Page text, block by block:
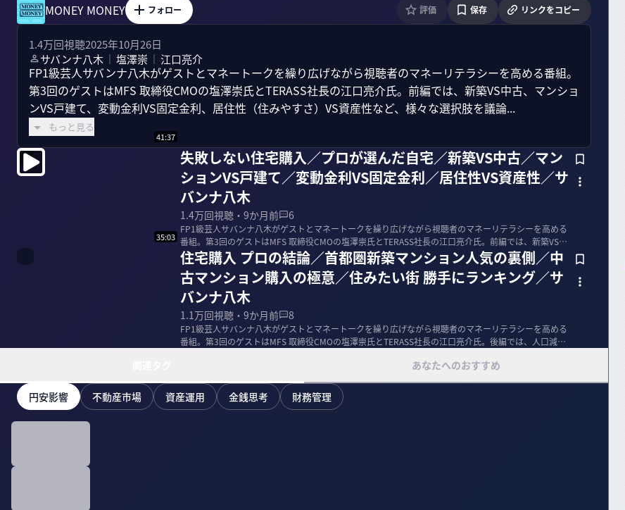
MONEY MONEY フォロー 評価 保存 リンクをコピー
1.4万回視聴2025年10月26日
サバンナ八木 ｜ 塩澤崇 ｜ 江口亮介
FP1級芸人サバンナ八木がゲストとマネートークを繰り広げながら視聴者のマネーリテラシーを高める番組。
第3回のゲストはMFS 取締役CMOの塩澤崇氏とTERASS社長の江口亮介氏。前編では、新築VS中古、マンショ
ンVS戸建て、変動金利VS固定金利、居住性（住みやすさ）VS資産性など、様々な選択肢を議論...
もっと見る
41:37
失敗しない住宅購入／プロが選んだ自宅／新築VS中古／マン
ションVS戸建て／変動金利VS固定金利／居住性VS資産性／サ
バンナ八木
1.4万回視聴・ 9か月前 6
FP1級芸人サバンナ八木がゲストとマネートークを繰り広げながら視聴者のマネーリテラシーを高める
番組。第3回のゲストはMFS 取締役CMOの塩澤崇氏とTERASS社長の江口亮介氏。前編では、新築VS中
古...
35:03
住宅購入 プロの結論／首都圏新築マンション人気の裏側／中
古マンション購入の極意／住みたい街 勝手にランキング／サ
バンナ八木
1.1万回視聴・ 9か月前 8
FP1級芸人サバンナ八木がゲストとマネートークを繰り広げながら視聴者のマネーリテラシーを高める
番組。第3回のゲストはMFS 取締役CMOの塩澤崇氏とTERASS社長の江口亮介氏。後編では、人口減少
あなたへのおすすめ
円安影響 不動産市場 資産運用 金銭思考 財務管理